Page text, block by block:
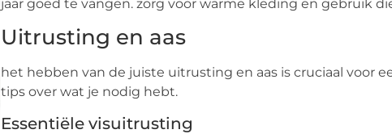
jaar goed te vangen. zorg voor warme kleding en gebruik
Uitrusting en aas
het hebben van de juiste uitrusting en aas is cruciaal voor
tips over wat je nodig hebt.
Essentiële visuitrusting